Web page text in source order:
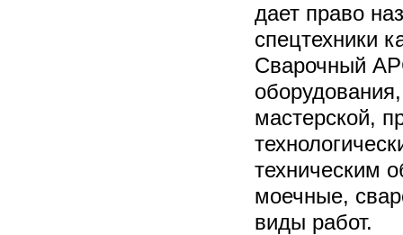
дает право
спецтехники
Сварочный
мастерской,
техническим
моечные,
виды работ.